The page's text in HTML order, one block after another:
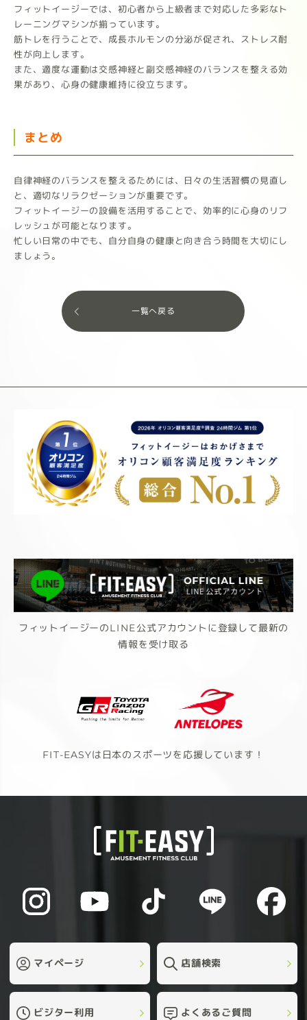
フィットイージーでは、初心者から上級者まで対応した多彩なト
レーニングマシンが揃っています。
筋トレを行うことで、成長ホルモンの分泌が促され、ストレス耐
性が向上します。
また、適度な運動は交感神経と副交感神経のバランスを整える効
果があり、心身の健康維持に役立ちます。
まとめ
自律神経のバランスを整えるためには、日々の生活習慣の見直し
と、適切なリラクゼーションが重要です。
フィットイージーの設備を活用することで、効率的に心身のリフ
レッシュが可能となります。
忙しい日常の中でも、自分自身の健康と向き合う時間を大切にし
ましょう。
一覧へ戻る
フィットイージーのLINE公式アカウントに登録して最新の
情報を受け取る
FIT-EASYは日本のスポーツを応援しています！
マイページ 店舗検索
ビジター利用 よくあるご質問